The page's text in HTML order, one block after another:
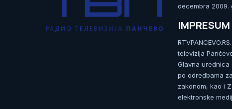
decembra 2009.
IMPRESUM
televizija
Glavna urednica
po odredbama
zakonom, kao i
elektronske